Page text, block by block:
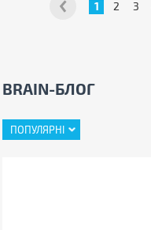
1 2 3
BRAIN-БЛОГ
ПОПУЛЯРНІ